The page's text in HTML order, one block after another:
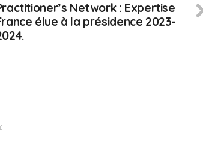
Network : Expertise
élue à la présidence 2023-